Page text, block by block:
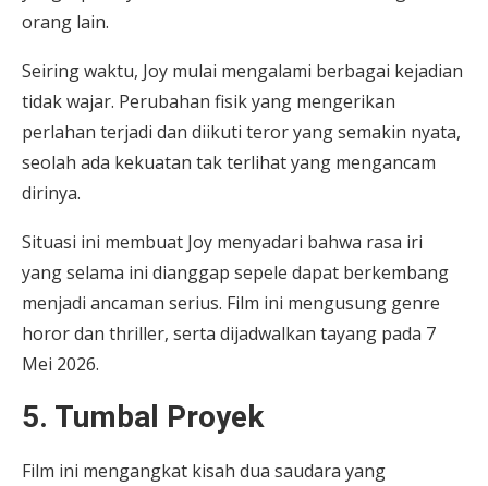
orang lain.
Seiring waktu, Joy mulai mengalami berbagai kejadian
tidak wajar. Perubahan fisik yang mengerikan
perlahan terjadi dan diikuti teror yang semakin nyata,
seolah ada kekuatan tak terlihat yang mengancam
dirinya.
Situasi ini membuat Joy menyadari bahwa rasa iri
yang selama ini dianggap sepele dapat berkembang
menjadi ancaman serius. Film ini mengusung genre
horor dan thriller, serta dijadwalkan tayang pada 7
Mei 2026.
5. Tumbal Proyek
Film ini mengangkat kisah dua saudara yang